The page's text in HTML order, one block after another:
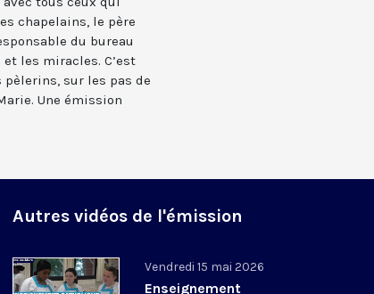
chapelains, le père
du bureau
les miracles. C’est
pèlerins, sur les pas de
Une émission
Autres vidéos de l'émission
Vendredi 15 mai 2026
Enseignement